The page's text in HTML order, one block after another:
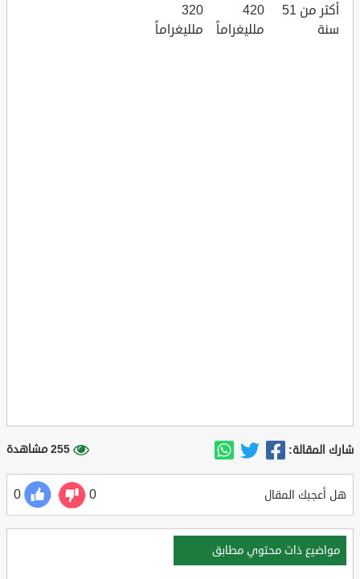
أكثر من 51
سنة
420
ملليغراماً
320
ملليغراماً
شارك المقالة: 255 مشاهدة
هل أعجبك المقال 0
0
مواضيع ذات محتوي مطابق